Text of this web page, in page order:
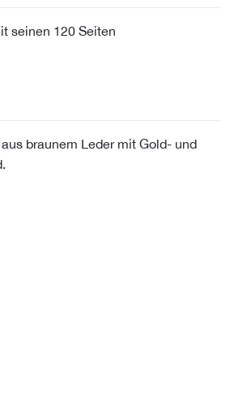
seinen 120 Seiten
braunem Leder mit Gold- und